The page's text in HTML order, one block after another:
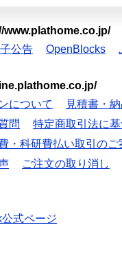
www.plathome.co.jp/
公告 OpenBlocks
について
見積書・
問
特定商取引法に
・科研費払い取引のご
ご注文の取り消し
式ページ